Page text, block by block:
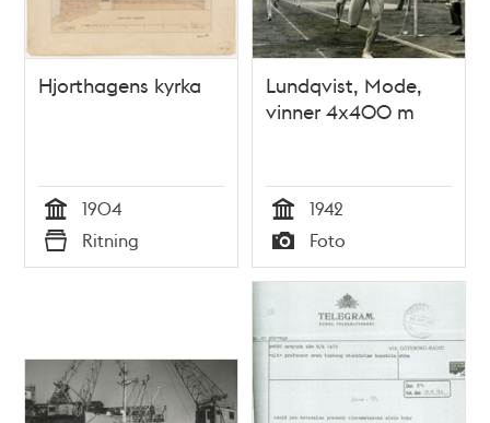
Hjorthagens kyrka
Tid
1904
Typ
Ritning
Lundqvist, Mode,
vinner 4x400 m
Tid
1942
Typ
Foto